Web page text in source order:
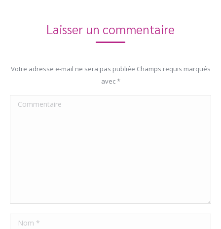
Laisser un commentaire
Votre adresse e-mail ne sera pas publiée Champs requis marqués
avec*
Commentaire
Nom *